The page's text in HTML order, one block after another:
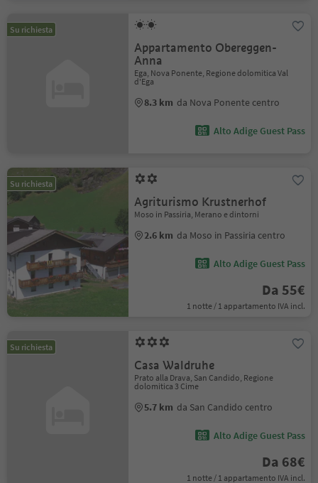
Su richiesta
Appartamento Obereggen-
Anna
Ega, Nova Ponente, Regione dolomitica Val
d'Ega
8.3 km da Nova Ponente centro
Alto Adige Guest Pass
Su richiesta
Agriturismo Krustnerhof
Moso in Passiria, Merano e dintorni
2.6 km da Moso in Passiria centro
Alto Adige Guest Pass
Da 55€
1 notte / 1 appartamento IVA incl.
Su richiesta
Casa Waldruhe
Prato alla Drava, San Candido, Regione
dolomitica 3 Cime
5.7 km da San Candido centro
Alto Adige Guest Pass
Da 68€
1 notte / 1 appartamento IVA incl.